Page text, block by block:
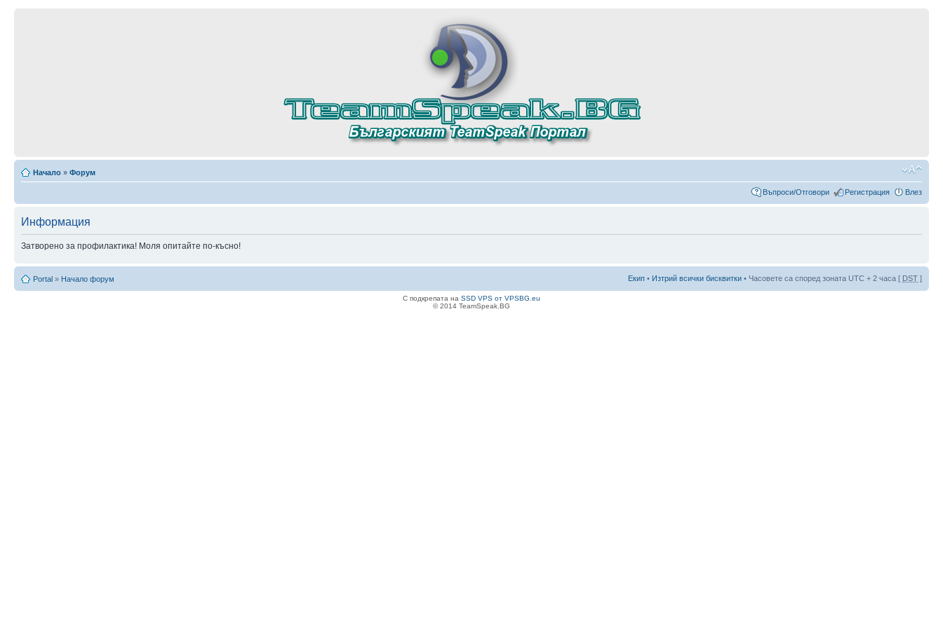
Начало » Форум
Въпроси/Отговори Регистрация Влез
Информация
Затворено за профилактика! Моля опитайте по-късно!
Portal » Начало форум Екип • Изтрий всички бисквитки • Часовете са според зоната UTC + 2 часа [ DST ]
С подкрепата на SSD VPS от VPSBG.eu
© 2014 TeamSpeak.BG